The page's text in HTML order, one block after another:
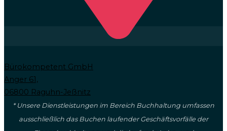
Bürokompetent GmbH
Anger 61,
06800 Raguhn-Jeßnitz
* Unsere Dienstleistungen im Bereich Buchhaltung umfassen
ausschließlich das Buchen laufender Geschäftsvorfälle der